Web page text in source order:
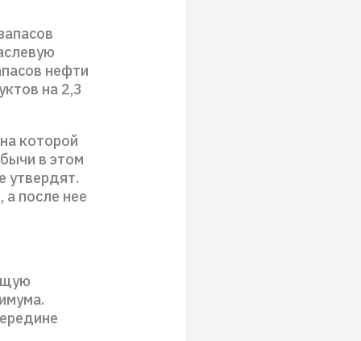
нефти
на 2,3
которой
в этом
утвердят.
а после нее